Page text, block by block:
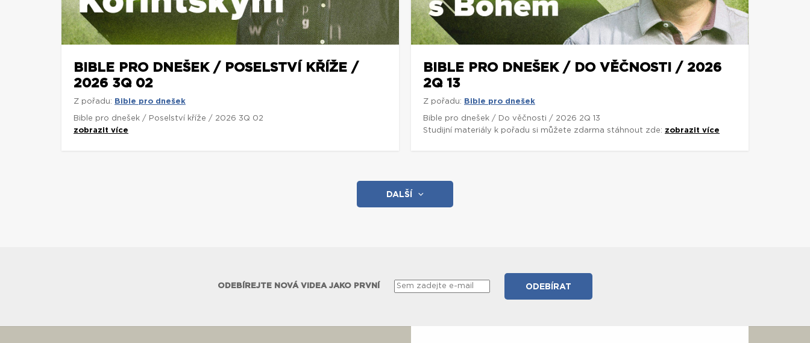
BIBLE PRO DNEŠEK / POSELSTVÍ KŘÍŽE /
2026 3Q 02
Z pořadu: Bible pro dnešek
Bible pro dnešek / Poselství kříže / 2026 3Q 02
zobrazit více
BIBLE PRO DNEŠEK / DO VĚČNOSTI / 2026
2Q 13
Z pořadu: Bible pro dnešek
Bible pro dnešek / Do věčnosti / 2026 2Q 13
Studijní materiály k pořadu si můžete zdarma stáhnout zde: zobrazit více
DALŠÍ
ODEBÍREJTE NOVÁ VIDEA JAKO PRVNÍ